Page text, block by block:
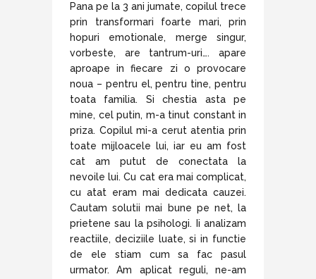
Pana pe la 3 ani jumate, copilul trece
prin transformari foarte mari, prin
hopuri emotionale, merge singur,
vorbeste, are tantrum-uri…. apare
aproape in fiecare zi o provocare
noua – pentru el, pentru tine, pentru
toata familia. Si chestia asta pe
mine, cel putin, m-a tinut constant in
priza. Copilul mi-a cerut atentia prin
toate mijloacele lui, iar eu am fost
cat am putut de conectata la
nevoile lui. Cu cat era mai complicat,
cu atat eram mai dedicata cauzei.
Cautam solutii mai bune pe net, la
prietene sau la psihologi. Ii analizam
reactiile, deciziile luate, si in functie
de ele stiam cum sa fac pasul
urmator. Am aplicat reguli, ne-am